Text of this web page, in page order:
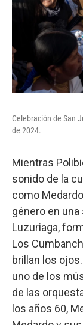
Celebración de San
de 2024.
Mientras
sonido de la
como
género en una
Luzuriaga,
Los
brillan los
uno de los
de las
los años 60,